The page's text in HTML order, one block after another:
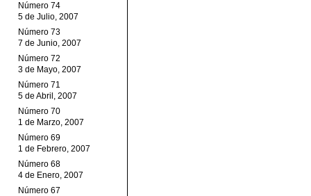
Número 74
5 de Julio, 2007
Número 73
7 de Junio, 2007
Número 72
3 de Mayo, 2007
Número 71
5 de Abril, 2007
Número 70
1 de Marzo, 2007
Número 69
1 de Febrero, 2007
Número 68
4 de Enero, 2007
Número 67